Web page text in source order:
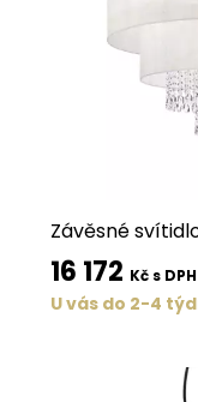
Závěsné
16 172 Kč s DPH
U vás do 2-4